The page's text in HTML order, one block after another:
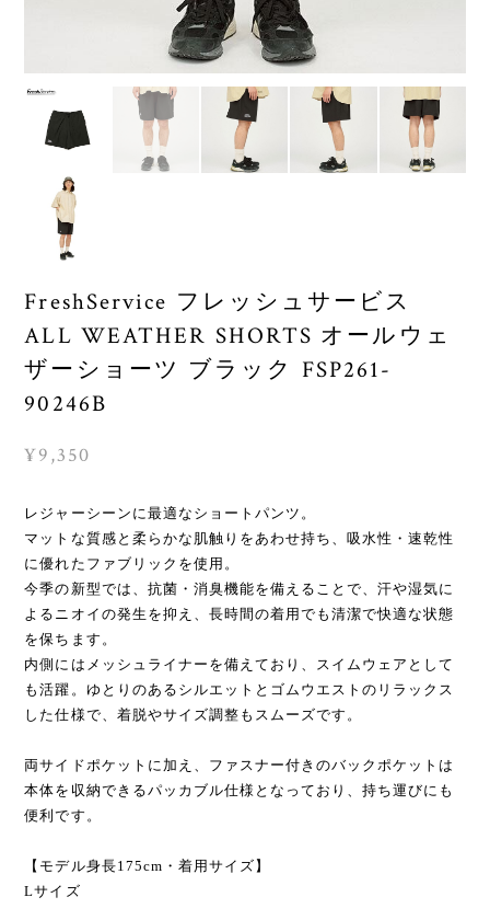
FreshService フレッシュサービス
ALL WEATHER SHORTS オールウェ
ザーショーツ ブラック FSP261-
90246B
¥9,350
レジャーシーンに最適なショートパンツ。
マットな質感と柔らかな肌触りをあわせ持ち、吸水性・速乾性
に優れたファブリックを使用。
今季の新型では、抗菌・消臭機能を備えることで、汗や湿気に
よるニオイの発生を抑え、長時間の着用でも清潔で快適な状態
を保ちます。
内側にはメッシュライナーを備えており、スイムウェアとして
も活躍。ゆとりのあるシルエットとゴムウエストのリラックス
した仕様で、着脱やサイズ調整もスムーズです。
両サイドポケットに加え、ファスナー付きのバックポケットは
本体を収納できるパッカブル仕様となっており、持ち運びにも
便利です。
【モデル身長175cm・着用サイズ】
Lサイズ